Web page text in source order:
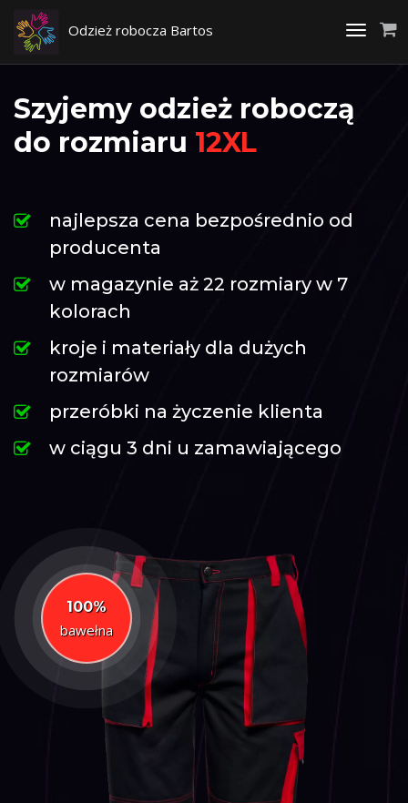
Toggle
Odzież robocza Bartos
Szyjemy odzież roboczą
do rozmiaru 12XL
najlepsza cena bezpośrednio od
producenta
w magazynie aż 22 rozmiary w 7
kolorach
kroje i materiały dla dużych
rozmiarów
przeróbki na życzenie klienta
w ciągu 3 dni u zamawiającego
100%
bawełna